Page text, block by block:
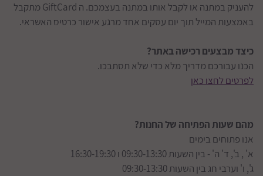
להעניק במתנה או לקבל אותו במתנה בעצמכם. ה GiftCard מתקבל
באמצעות המייל תוך יום עסקים אחד מרגע אישור כרטיס האשראי.
כיצד מבצעים רכישה באתר?
הכנו עבורכם מדריך מלא כדי שלא תסתבכו.
לפרטים לחצו כאן
מהם שעות הפתיחה של החנות?
אנו פתוחים בימים
א' , ב', ד' ה' - בין השעות 09:30-13:30 ו 16:30-19:30
ג', ו' וערבי חג בין השעות 09:30-13:30